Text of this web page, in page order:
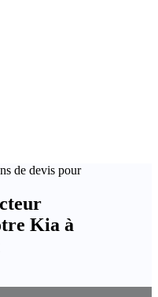
de devis pour
Kia à